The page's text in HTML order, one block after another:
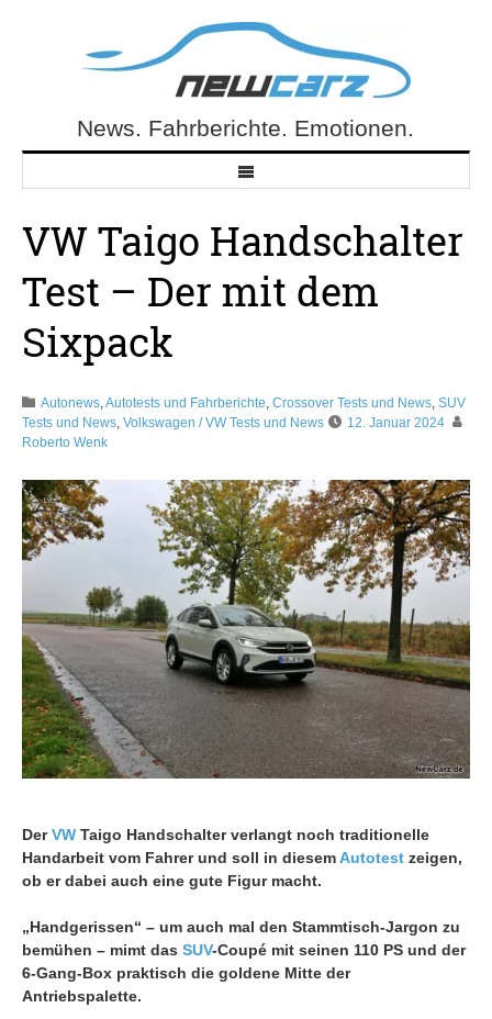
NewCarz.deNews. Fahrberichte. Emotionen.
VW Taigo Handschalter
Test – Der mit dem
Sixpack
Autonews,Autotests und Fahrberichte, Crossover Tests und News, SUV
Tests und News, Volkswagen / VW Tests und News
12. Januar 2024
Roberto Wenk
DerVW Taigo Handschalter verlangt noch traditionelle
Handarbeit vom Fahrer und soll in diesemAutotest zeigen,
ob er dabei auch eine gute Figur macht.
„Handgerissen“ – um auch mal den Stammtisch-Jargon zu
bemühen – mimt das SUV-Coupé mit seinen 110 PS und der
6-Gang-Box praktisch die goldene Mitte der
Antriebspalette.